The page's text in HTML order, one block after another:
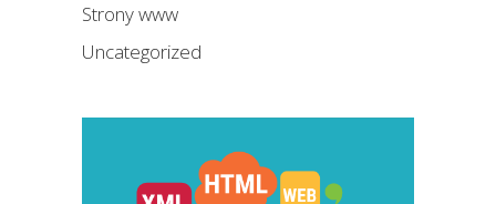
Strony www
Uncategorized